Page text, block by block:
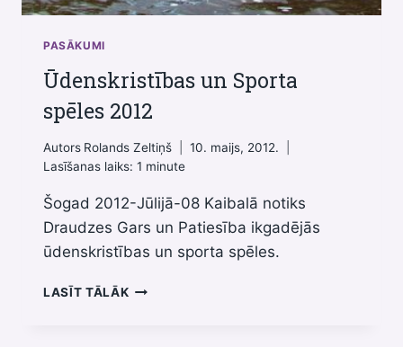
PASĀKUMI
Ūdenskristības un Sporta
spēles 2012
Autors Rolands Zeltiņš
10. maijs, 2012.
Lasīšanas laiks: 1 minute
Šogad 2012-Jūlijā-08 Kaibalā notiks
Draudzes Gars un Patiesība ikgadējās
ūdenskristības un sporta spēles.
LASĪT TĀLĀKŪDENSKRISTĪBAS